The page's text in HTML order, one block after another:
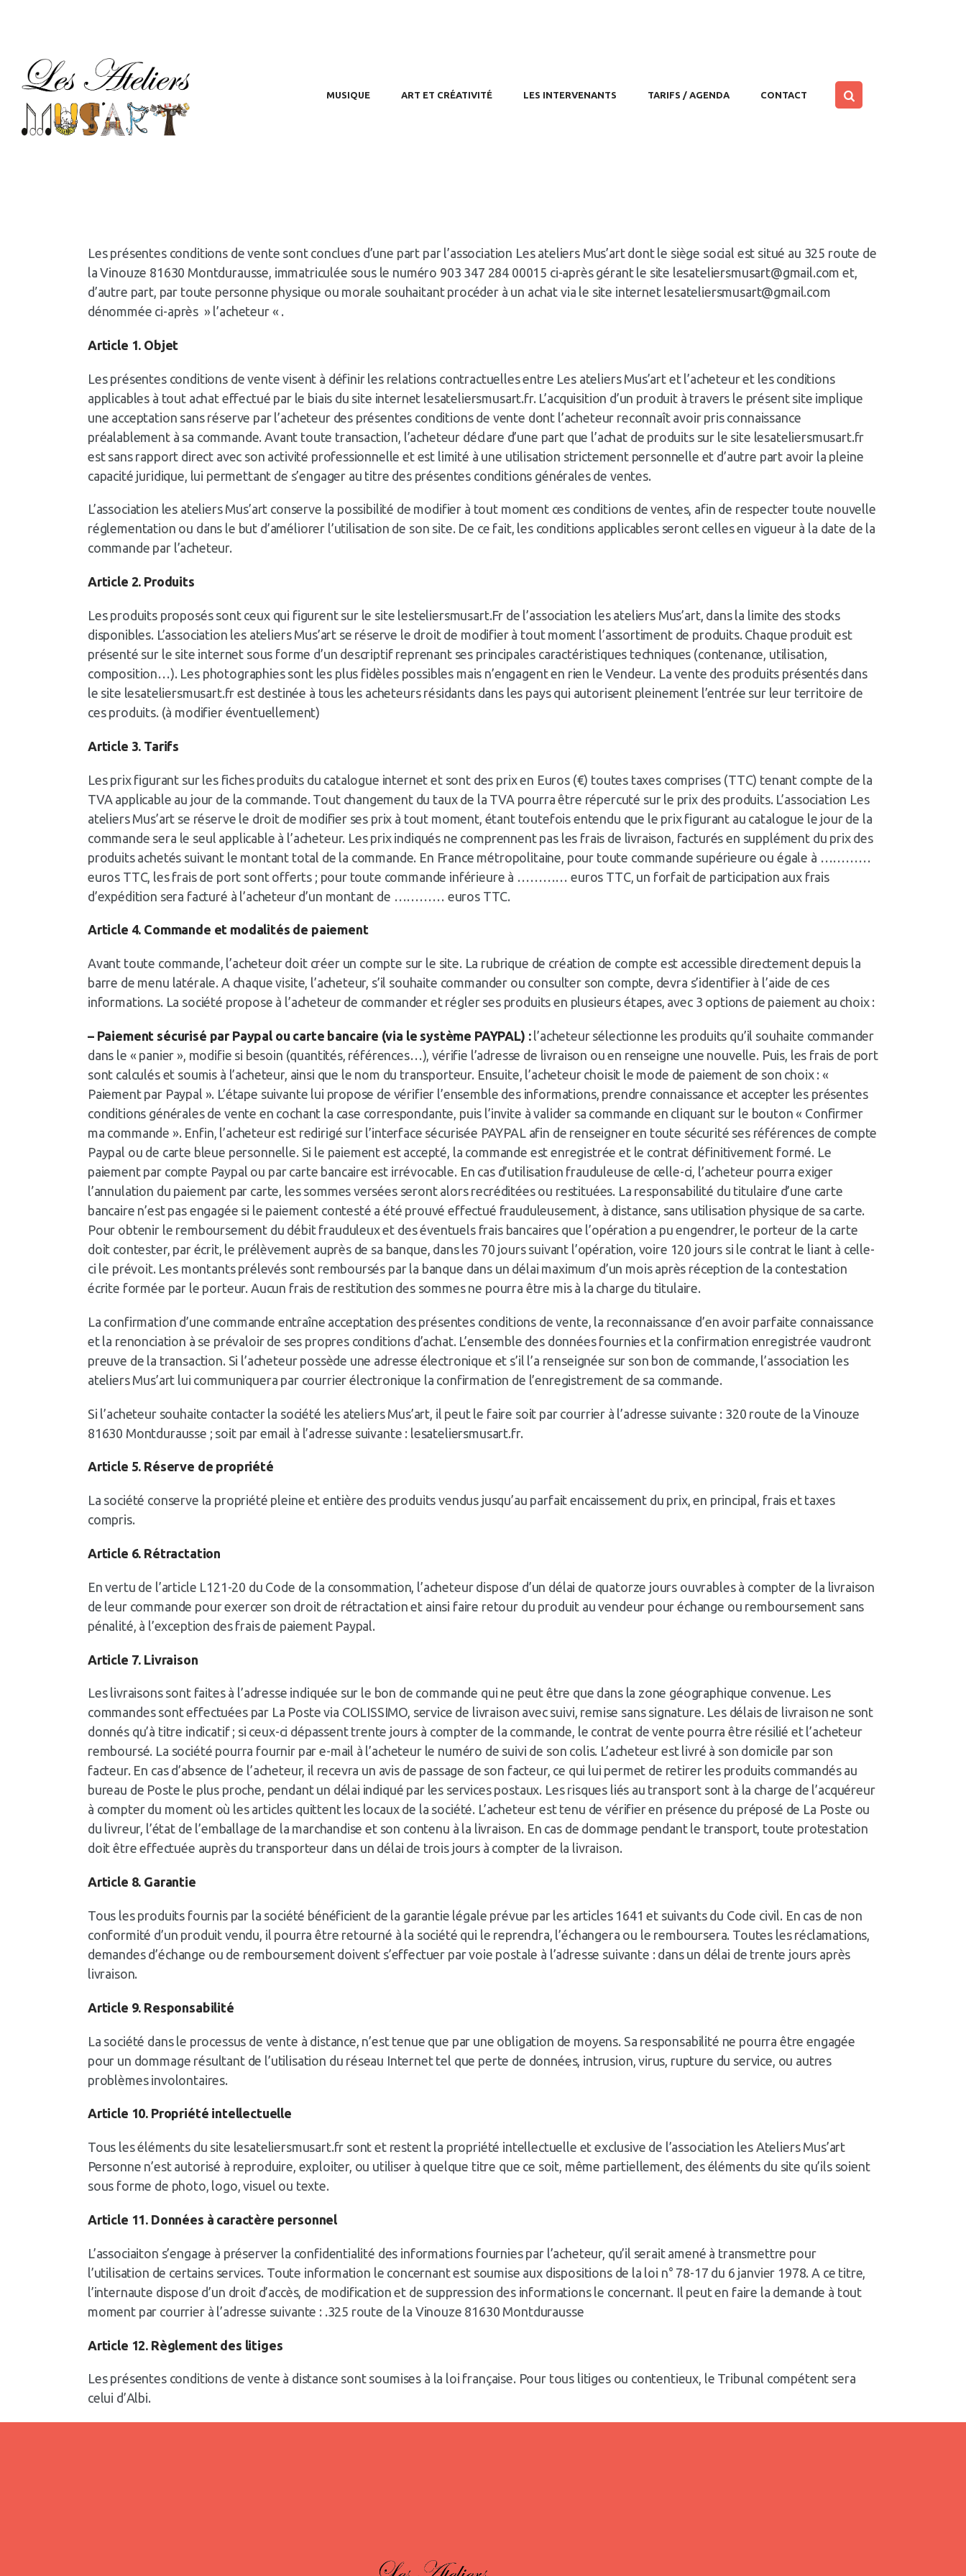
MUSIQUE ART ET CRÉATIVITÉ LES INTERVENANTS TARIFS / AGENDA CONTACT
TARIFS / AGENDA
Les présentes conditions de vente sont conclues d’une part par l’association Les ateliers Mus’art dont le siège social est situé au 325 route de
la Vinouze 81630 Montdurausse, immatriculée sous le numéro 903 347 284 00015 ci-après gérant le site lesateliersmusart@gmail.com et,
d’autre part, par toute personne physique ou morale souhaitant procéder à un achat via le site internet lesateliersmusart@gmail.com
dénommée ci-après » l’acheteur « .
Article 1. Objet
Les présentes conditions de vente visent à définir les relations contractuelles entre Les ateliers Mus’art et l’acheteur et les conditions
applicables à tout achat effectué par le biais du site internet lesateliersmusart.fr. L’acquisition d’un produit à travers le présent site implique
une acceptation sans réserve par l’acheteur des présentes conditions de vente dont l’acheteur reconnaît avoir pris connaissance
préalablement à sa commande. Avant toute transaction, l’acheteur déclare d’une part que l’achat de produits sur le site lesateliersmusart.fr
est sans rapport direct avec son activité professionnelle et est limité à une utilisation strictement personnelle et d’autre part avoir la pleine
capacité juridique, lui permettant de s’engager au titre des présentes conditions générales de ventes.
L’association les ateliers Mus’art conserve la possibilité de modifier à tout moment ces conditions de ventes, afin de respecter toute nouvelle
réglementation ou dans le but d’améliorer l’utilisation de son site. De ce fait, les conditions applicables seront celles en vigueur à la date de la
commande par l’acheteur.
Article 2. Produits
Les produits proposés sont ceux qui figurent sur le site lesteliersmusart.Fr de l’association les ateliers Mus’art, dans la limite des stocks
disponibles. L’association les ateliers Mus’art se réserve le droit de modifier à tout moment l’assortiment de produits. Chaque produit est
présenté sur le site internet sous forme d’un descriptif reprenant ses principales caractéristiques techniques (contenance, utilisation,
composition…). Les photographies sont les plus fidèles possibles mais n’engagent en rien le Vendeur. La vente des produits présentés dans
le site lesateliersmusart.fr est destinée à tous les acheteurs résidants dans les pays qui autorisent pleinement l’entrée sur leur territoire de
ces produits. (à modifier éventuellement)
Article 3. Tarifs
Les prix figurant sur les fiches produits du catalogue internet et sont des prix en Euros (€) toutes taxes comprises (TTC) tenant compte de la
TVA applicable au jour de la commande. Tout changement du taux de la TVA pourra être répercuté sur le prix des produits. L’association Les
ateliers Mus’art se réserve le droit de modifier ses prix à tout moment, étant toutefois entendu que le prix figurant au catalogue le jour de la
commande sera le seul applicable à l’acheteur. Les prix indiqués ne comprennent pas les frais de livraison, facturés en supplément du prix des
produits achetés suivant le montant total de la commande. En France métropolitaine, pour toute commande supérieure ou égale à …………
euros TTC, les frais de port sont offerts ; pour toute commande inférieure à ………… euros TTC, un forfait de participation aux frais
d’expédition sera facturé à l’acheteur d’un montant de ………… euros TTC.
Article 4. Commande et modalités de paiement
Avant toute commande, l’acheteur doit créer un compte sur le site. La rubrique de création de compte est accessible directement depuis la
barre de menu latérale. A chaque visite, l’acheteur, s’il souhaite commander ou consulter son compte, devra s’identifier à l’aide de ces
informations. La société propose à l’acheteur de commander et régler ses produits en plusieurs étapes, avec 3 options de paiement au choix :
– Paiement sécurisé par Paypal ou carte bancaire (via le système PAYPAL) :l’acheteur sélectionne les produits qu’il souhaite commander
dans le « panier », modifie si besoin (quantités, références…), vérifie l’adresse de livraison ou en renseigne une nouvelle. Puis, les frais de port
sont calculés et soumis à l’acheteur, ainsi que le nom du transporteur. Ensuite, l’acheteur choisit le mode de paiement de son choix : «
Paiement par Paypal ». L’étape suivante lui propose de vérifier l’ensemble des informations, prendre connaissance et accepter les présentes
conditions générales de vente en cochant la case correspondante, puis l’invite à valider sa commande en cliquant sur le bouton « Confirmer
ma commande ». Enfin, l’acheteur est redirigé sur l’interface sécurisée PAYPAL afin de renseigner en toute sécurité ses références de compte
Paypal ou de carte bleue personnelle. Si le paiement est accepté, la commande est enregistrée et le contrat définitivement formé. Le
paiement par compte Paypal ou par carte bancaire est irrévocable. En cas d’utilisation frauduleuse de celle-ci, l’acheteur pourra exiger
l’annulation du paiement par carte, les sommes versées seront alors recréditées ou restituées. La responsabilité du titulaire d’une carte
bancaire n’est pas engagée si le paiement contesté a été prouvé effectué frauduleusement, à distance, sans utilisation physique de sa carte.
Pour obtenir le remboursement du débit frauduleux et des éventuels frais bancaires que l’opération a pu engendrer, le porteur de la carte
doit contester, par écrit, le prélèvement auprès de sa banque, dans les 70 jours suivant l’opération, voire 120 jours si le contrat le liant à celle-
ci le prévoit. Les montants prélevés sont remboursés par la banque dans un délai maximum d’un mois après réception de la contestation
écrite formée par le porteur. Aucun frais de restitution des sommes ne pourra être mis à la charge du titulaire.
La confirmation d’une commande entraîne acceptation des présentes conditions de vente, la reconnaissance d’en avoir parfaite connaissance
et la renonciation à se prévaloir de ses propres conditions d’achat. L’ensemble des données fournies et la confirmation enregistrée vaudront
preuve de la transaction. Si l’acheteur possède une adresse électronique et s’il l’a renseignée sur son bon de commande, l’association les
ateliers Mus’art lui communiquera par courrier électronique la confirmation de l’enregistrement de sa commande.
Si l’acheteur souhaite contacter la société les ateliers Mus’art, il peut le faire soit par courrier à l’adresse suivante : 320 route de la Vinouze
81630 Montdurausse ; soit par email à l’adresse suivante : lesateliersmusart.fr.
Article 5. Réserve de propriété
La société conserve la propriété pleine et entière des produits vendus jusqu’au parfait encaissement du prix, en principal, frais et taxes
compris.
Article 6. Rétractation
En vertu de l’article L121-20 du Code de la consommation, l’acheteur dispose d’un délai de quatorze jours ouvrables à compter de la livraison
de leur commande pour exercer son droit de rétractation et ainsi faire retour du produit au vendeur pour échange ou remboursement sans
pénalité, à l’exception des frais de paiement Paypal.
Article 7. Livraison
Les livraisons sont faites à l’adresse indiquée sur le bon de commande qui ne peut être que dans la zone géographique convenue. Les
commandes sont effectuées par La Poste via COLISSIMO, service de livraison avec suivi, remise sans signature. Les délais de livraison ne sont
donnés qu’à titre indicatif ; si ceux-ci dépassent trente jours à compter de la commande, le contrat de vente pourra être résilié et l’acheteur
remboursé. La société pourra fournir par e-mail à l’acheteur le numéro de suivi de son colis. L’acheteur est livré à son domicile par son
facteur. En cas d’absence de l’acheteur, il recevra un avis de passage de son facteur, ce qui lui permet de retirer les produits commandés au
bureau de Poste le plus proche, pendant un délai indiqué par les services postaux. Les risques liés au transport sont à la charge de l’acquéreur
à compter du moment où les articles quittent les locaux de la société. L’acheteur est tenu de vérifier en présence du préposé de La Poste ou
du livreur, l’état de l’emballage de la marchandise et son contenu à la livraison. En cas de dommage pendant le transport, toute protestation
doit être effectuée auprès du transporteur dans un délai de trois jours à compter de la livraison.
Article 8. Garantie
Tous les produits fournis par la société bénéficient de la garantie légale prévue par les articles 1641 et suivants du Code civil. En cas de non
conformité d’un produit vendu, il pourra être retourné à la société qui le reprendra, l’échangera ou le remboursera. Toutes les réclamations,
demandes d’échange ou de remboursement doivent s’effectuer par voie postale à l’adresse suivante : dans un délai de trente jours après
livraison.
Article 9. Responsabilité
La société dans le processus de vente à distance, n’est tenue que par une obligation de moyens. Sa responsabilité ne pourra être engagée
pour un dommage résultant de l’utilisation du réseau Internet tel que perte de données, intrusion, virus, rupture du service, ou autres
problèmes involontaires.
Article 10. Propriété intellectuelle
Tous les éléments du site lesateliersmusart.fr sont et restent la propriété intellectuelle et exclusive de l’association les Ateliers Mus’art
Personne n’est autorisé à reproduire, exploiter, ou utiliser à quelque titre que ce soit, même partiellement, des éléments du site qu’ils soient
sous forme de photo, logo, visuel ou texte.
Article 11. Données à caractère personnel
L’associaiton s’engage à préserver la confidentialité des informations fournies par l’acheteur, qu’il serait amené à transmettre pour
l’utilisation de certains services. Toute information le concernant est soumise aux dispositions de la loi n° 78-17 du 6 janvier 1978. A ce titre,
l’internaute dispose d’un droit d’accès, de modification et de suppression des informations le concernant. Il peut en faire la demande à tout
moment par courrier à l’adresse suivante : .325 route de la Vinouze 81630 Montdurausse
Article 12. Règlement des litiges
Les présentes conditions de vente à distance sont soumises à la loi française. Pour tous litiges ou contentieux, le Tribunal compétent sera
celui d’Albi.